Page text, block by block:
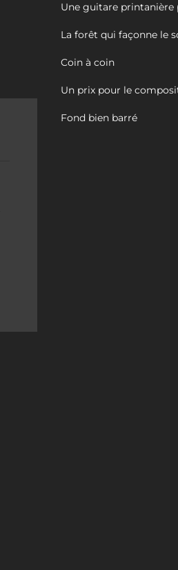
Une guitare printanière
La forêt qui façonne le
Coin à coin
Un prix pour le
Fond bien barré